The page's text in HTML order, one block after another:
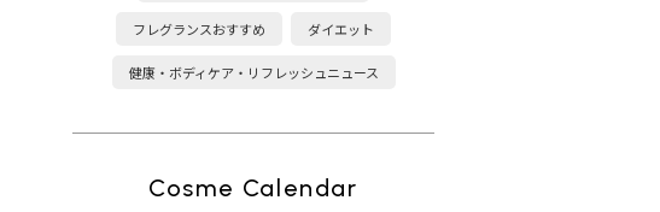
フレグランスおすすめ ダイエット
健康・ボディケア・リフレッシュニュース
Cosme Calendar